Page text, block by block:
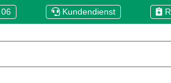
Kundendienst